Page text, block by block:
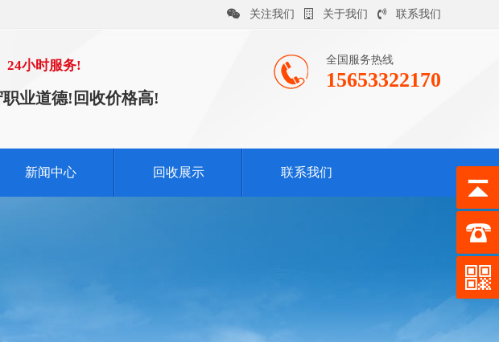
关注我们 关于我们 联系我们
全国服务热线
15653322170
24小时服务!
职业道德!回收价格高!
新闻中心 回收展示 联系我们